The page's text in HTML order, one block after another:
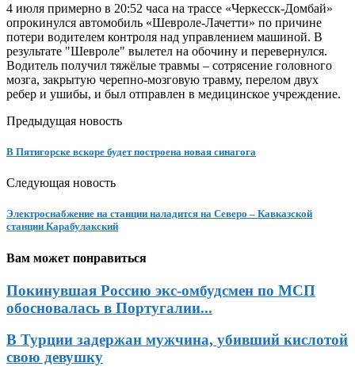
4 июля примерно в 20:52 часа на трассе «Черкесск-Домбай»
опрокинулся автомобиль «Шевроле-Лачетти» по причине
потери водителем контроля над управлением машиной. В
результате "Шевроле" вылетел на обочину и перевернулся.
Водитель получил тяжёлые травмы – сотрясение головного
мозга, закрытую черепно-мозговую травму, перелом двух
ребер и ушибы, и был отправлен в медицинское учреждение.
Предыдущая новость
В Пятигорске вскоре будет построена новая синагога
Следующая новость
Электроснабжение на станции наладится на Северо – Кавказской
станции Карабулакский
Вам может понравиться
Покинувшая Россию экс-омбудсмен по МСП
обосновалась в Португалии...
В Турции задержан мужчина, убивший кислотой
свою девушку